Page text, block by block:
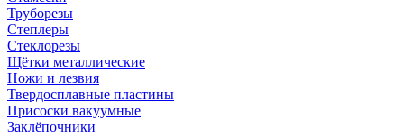
Труборезы
Степлеры
Стеклорезы
Щётки металлические
Ножи и лезвия
Твердосплавные пластины
Присоски вакуумные
Заклёпочники